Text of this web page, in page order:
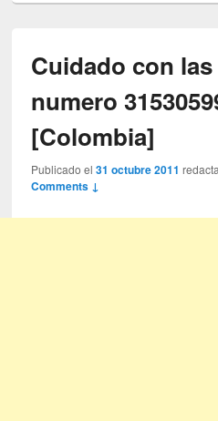
Cuidado con
numero
[Colombia]
Publicado el31 octubre 2011
Comments ↓